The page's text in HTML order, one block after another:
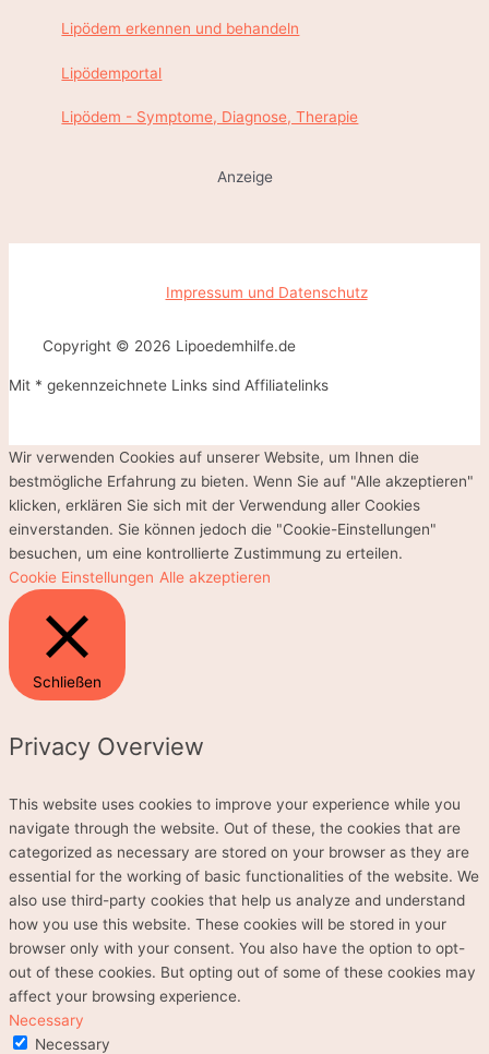
p
Lipödem erkennen und behandeln
Lipödemportal
Lipödem - Symptome, Diagnose, Therapie
Anzeige
Impressum und Datenschutz
Copyright © 2026 Lipoedemhilfe.de
Mit * gekennzeichnete Links sind Affiliatelinks
Wir verwenden Cookies auf unserer Website, um Ihnen die
bestmögliche Erfahrung zu bieten. Wenn Sie auf "Alle akzeptieren"
klicken, erklären Sie sich mit der Verwendung aller Cookies
einverstanden. Sie können jedoch die "Cookie-Einstellungen"
besuchen, um eine kontrollierte Zustimmung zu erteilen.
Cookie Einstellungen Alle akzeptieren
Schließen
Privacy Overview
This website uses cookies to improve your experience while you
navigate through the website. Out of these, the cookies that are
categorized as necessary are stored on your browser as they are
essential for the working of basic functionalities of the website. We
also use third-party cookies that help us analyze and understand
how you use this website. These cookies will be stored in your
browser only with your consent. You also have the option to opt-
out of these cookies. But opting out of some of these cookies may
affect your browsing experience.
Necessary
Necessary